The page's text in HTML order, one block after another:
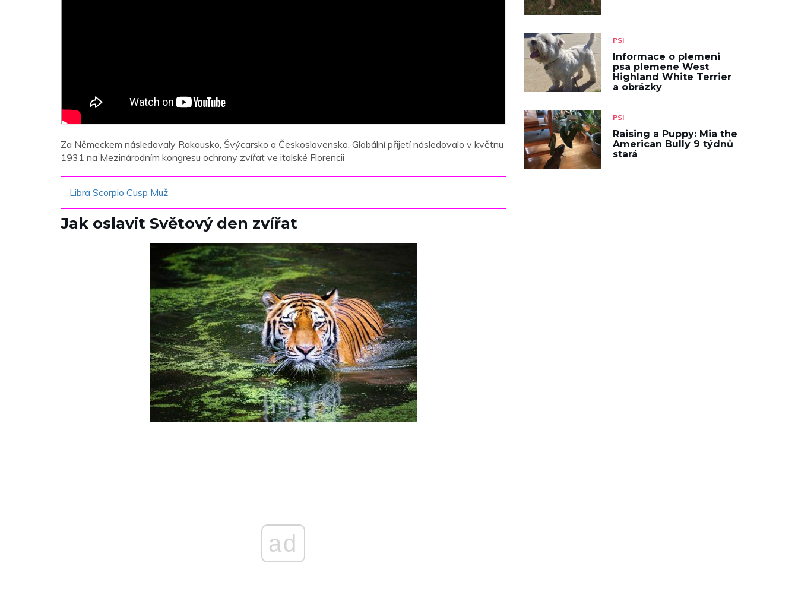
Za Německem následovaly Rakousko, Švýcarsko a Československo. Globální přijetí následovalo v květnu
1931 na Mezinárodním kongresu ochrany zvířat ve italské Florencii
Libra Scorpio Cusp Muž
Jak oslavit Světový den zvířat
ad
PSI
Informace o plemeni
psa plemene West
Highland White Terrier
a obrázky
PSI
Raising a Puppy: Mia the
American Bully 9 týdnů
stará